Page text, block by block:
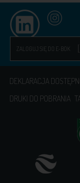
ZALOGUJ SIĘ DO E-BOK
DEKLARACJA
DRUKI DO POBRANIA